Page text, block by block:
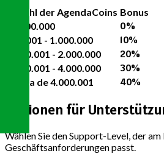
Anzahl der AgendaCoins Bonus
0 - 500.000
0%
500.001 - 1.000.000 10%
1.000.001 - 2.000.000 20%
2.000.001 - 4.000.000 30%
Acima de 4.000.001 40%
Optionen für
Wählen Sie den Support-Level, der
Geschäftsanforderungen passt.